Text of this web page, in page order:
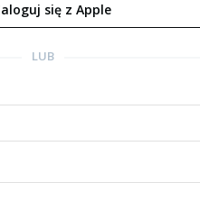
się z Apple
LUB